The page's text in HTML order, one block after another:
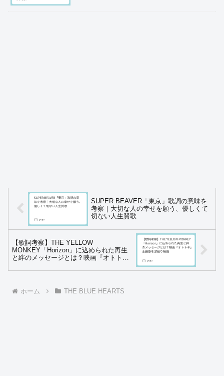
SUPER BEAVER「東京」歌詞の意味を
考察｜大切な人の幸せを願う、優しくて
切ない人生賛歌
【歌詞考察】THE YELLOW
MONKEY「Horizon」に込められた再生
と絆のメッセージとは？映画『オトト
ホーム THE BLUE HEARTS